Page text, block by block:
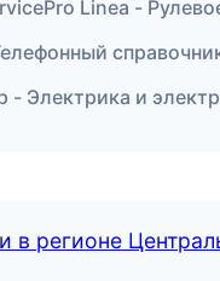
Linea -
- Электрика и
в регионе